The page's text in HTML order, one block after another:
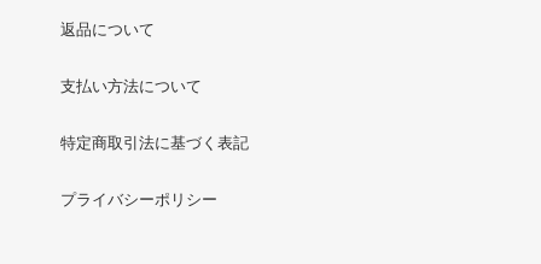
返品について
支払い方法について
特定商取引法に基づく表記
プライバシーポリシー